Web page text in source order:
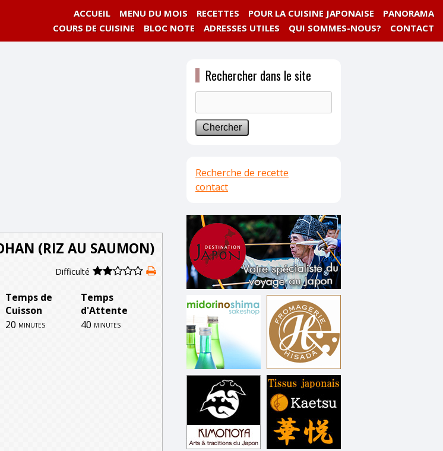
PANORAMA
POUR LA CUISINE JAPONAISE
RECETTES
MENU DU MOIS
ACCUEIL
CONTACT
QUI SOMMES-NOUS?
ADRESSES UTILES
BLOC NOTE
COURS DE CUISINE
(RIZ AU SAUMON)
Difficulté
Temps de
Cuisson
Temps
d'Attente
20 minutes 40 minutes
Rechercher dans le site
Recherche de recette
contact